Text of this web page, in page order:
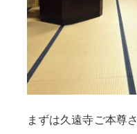
まずは久遠寺ご本尊